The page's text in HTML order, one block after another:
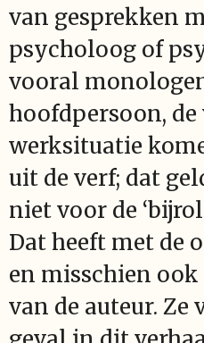
van gesprekken
psycholoog of
vooral
hoofdpersoon,
werksituatie
uit de verf; dat
niet voor de
Dat heeft met de
en misschien
van de auteur. Ze